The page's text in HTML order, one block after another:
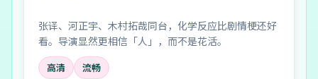
张译、河正宇、木村拓哉同台，化学反应比剧情梗还好
看。导演显然更相信「人」，而不是花活。
高清
流畅